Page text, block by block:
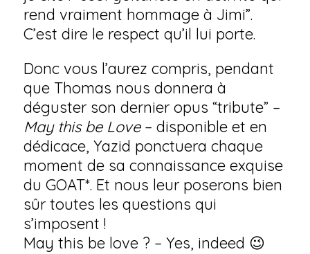
rend vraiment hommage à Jimi”.
C’est dire le respect qu’il lui porte.
Donc vous l’aurez compris, pendant
que Thomas nous donnera à
déguster son dernier opus “tribute” –
May this be Love– disponible et en
dédicace, Yazid ponctuera chaque
moment de sa connaissance exquise
du GOAT*. Et nous leur poserons bien
sûr toutes les questions qui
s’imposent !
May this be love ? – Yes, indeed 😉